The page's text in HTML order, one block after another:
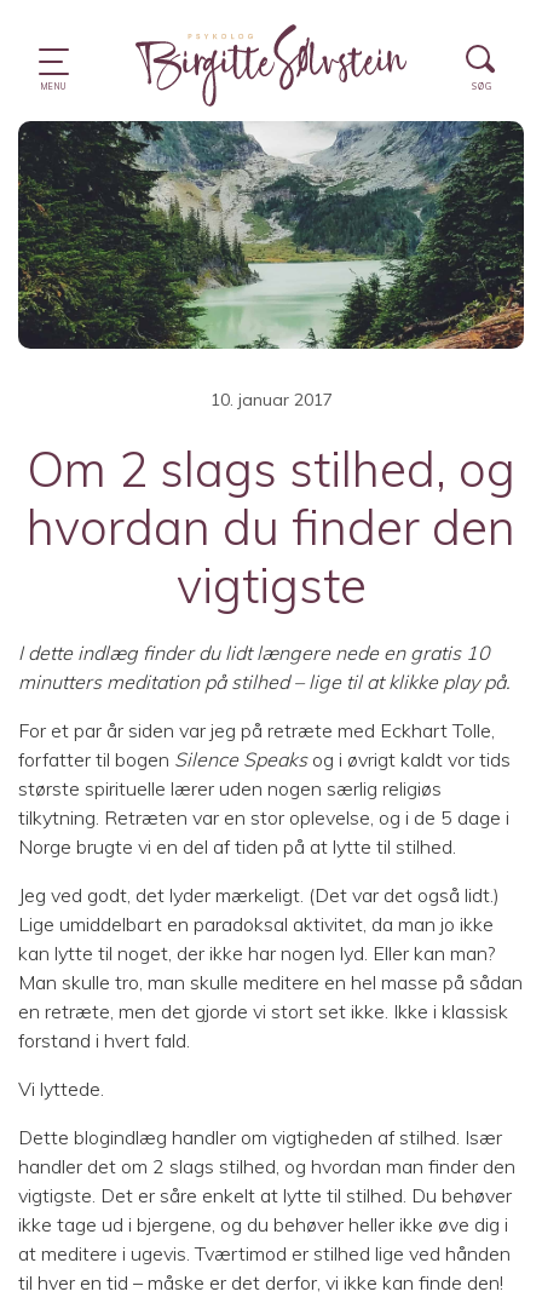
10. januar 2017
Om 2 slags stilhed, og
hvordan du finder den
vigtigste
I dette indlæg finder du lidt længere nede en gratis 10
minutters meditation på stilhed – lige til at klikke play på.
For et par år siden var jeg på retræte med Eckhart Tolle,
forfatter til bogen Silence Speaksog i øvrigt kaldt vor tids
største spirituelle lærer uden nogen særlig religiøs
tilkytning. Retræten var en stor oplevelse, og i de 5 dage i
Norge brugte vi en del af tiden på at lytte til stilhed.
Jeg ved godt, det lyder mærkeligt. (Det var det også lidt.)
Lige umiddelbart en paradoksal aktivitet, da man jo ikke
kan lytte til noget, der ikke har nogen lyd. Eller kan man?
Man skulle tro, man skulle meditere en hel masse på sådan
en retræte, men det gjorde vi stort set ikke. Ikke i klassisk
forstand i hvert fald.
Vi lyttede.
Dette blogindlæg handler om vigtigheden af stilhed. Især
handler det om 2 slags stilhed, og hvordan man finder den
vigtigste. Det er såre enkelt at lytte til stilhed. Du behøver
ikke tage ud i bjergene, og du behøver heller ikke øve dig i
at meditere i ugevis. Tværtimod er stilhed lige ved hånden
til hver en tid – måske er det derfor, vi ikke kan finde den!